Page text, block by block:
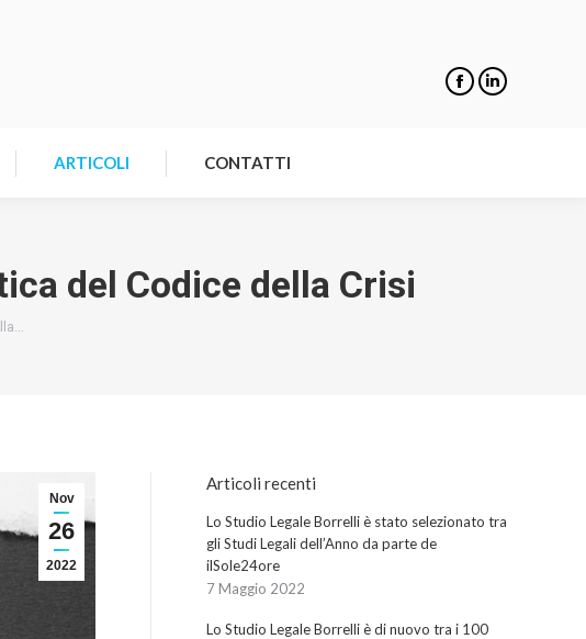
ARTICOLI CONTATTI
del Codice della Crisi
Nov
26
2022
Articoli recenti
Lo Studio Legale Borrelli è stato selezionato tra
gli Studi Legali dell’Anno da parte de
ilSole24ore
7 Maggio 2022
Lo Studio Legale Borrelli è di nuovo tra i 100